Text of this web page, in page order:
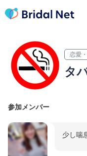
恋愛
タ
参加メンバー
少し喘